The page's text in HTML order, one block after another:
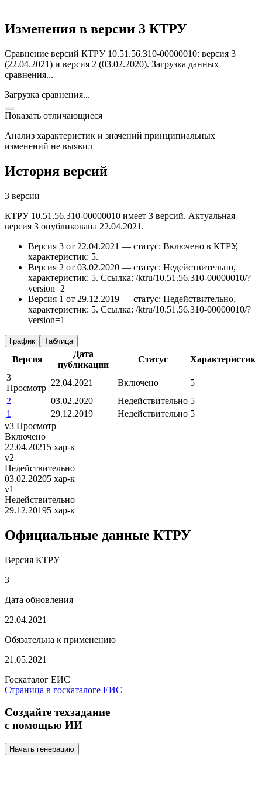
Изменения в версии 3 КТРУ
Сравнение версий КТРУ 10.51.56.310-00000010: версия 3
(22.04.2021) и версия 2 (03.02.2020). Загрузка данных
сравнения...
Загрузка сравнения...
Показать отличающиеся
Анализ характеристик и значений принципиальных
изменений не выявил
История версий
3 версии
КТРУ 10.51.56.310-00000010 имеет 3 версий. Актуальная
версия 3 опубликована 22.04.2021.
Версия 3 от 22.04.2021 — статус: Включено в КТРУ,
характеристик: 5.
Версия 2 от 03.02.2020 — статус: Недействительно,
характеристик: 5. Ссылка: /ktru/10.51.56.310-00000010/?
version=2
Версия 1 от 29.12.2019 — статус: Недействительно,
характеристик: 5. Ссылка: /ktru/10.51.56.310-00000010/?
version=1
График Таблица
Версия
Дата
публикации
Статус
Характеристик
3
Просмотр
22.04.2021 Включено
5
2
03.02.2020 Недействительно 5
1
29.12.2019 Недействительно 5
v3 Просмотр
Включено
22.04.2021 5 хар-к
v2
Недействительно
03.02.20205 хар-к
v1
Недействительно
29.12.20195 хар-к
Официальные данные КТРУ
Версия КТРУ
3
Дата обновления
22.04.2021
Обязательна к применению
21.05.2021
Госкаталог ЕИС
Страница в госкаталоге ЕИС
Создайте техзадание
с помощью ИИ
Начать генерацию